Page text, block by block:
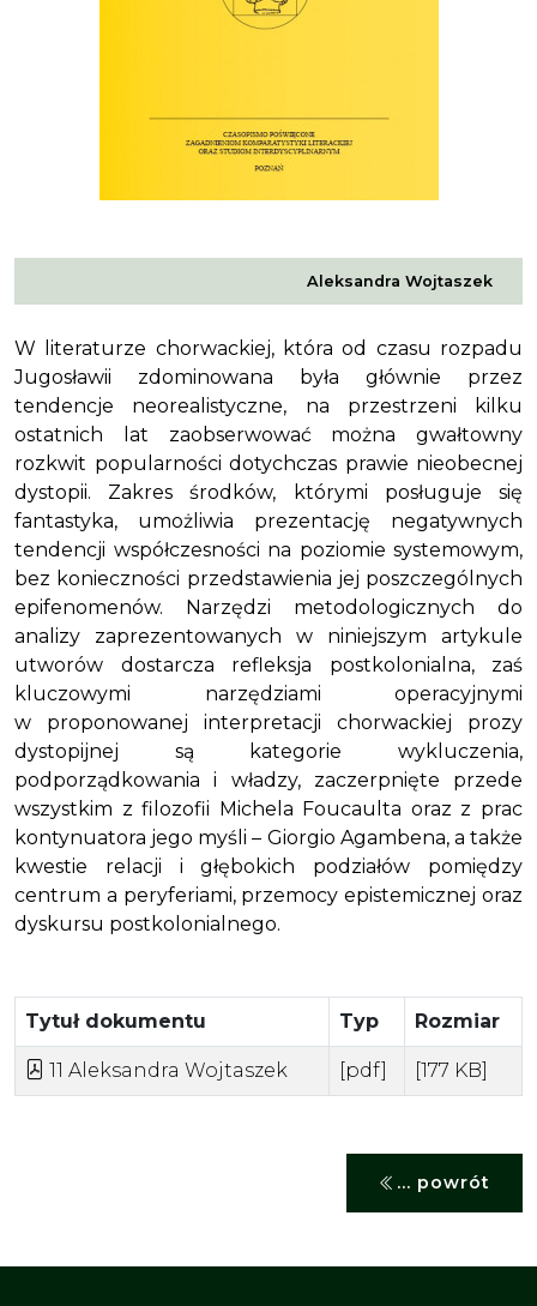
Aleksandra Wojtaszek
W literaturze chorwackiej, która od czasu rozpadu
Jugosławii zdominowana była głównie przez
tendencje neorealistyczne, na przestrzeni kilku
ostatnich lat zaobserwować można gwałtowny
rozkwit popularności dotychczas prawie nieobecnej
dystopii. Zakres środków, którymi posługuje się
fantastyka, umożliwia prezentację negatywnych
tendencji współczesności na poziomie systemowym,
bez konieczności przedstawienia jej poszczególnych
epifenomenów. Narzędzi metodologicznych do
analizy zaprezentowanych w niniejszym artykule
utworów dostarcza refleksja postkolonialna, zaś
kluczowymi narzędziami operacyjnymi
w proponowanej interpretacji chorwackiej prozy
dystopijnej są kategorie wykluczenia,
podporządkowania i władzy, zaczerpnięte przede
wszystkim z filozofii Michela Foucaulta oraz z prac
kontynuatora jego myśli – Giorgio Agambena, a także
kwestie relacji i głębokich podziałów pomiędzy
centrum a peryferiami, przemocy epistemicznej oraz
dyskursu postkolonialnego.
Tytuł dokumentu Typ Rozmiar
11 Aleksandra Wojtaszek [pdf] [177 KB]
... powrót